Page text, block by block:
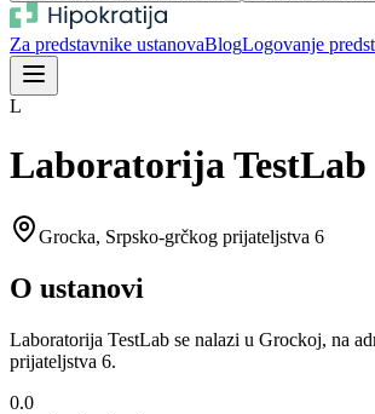
Za predstavnike ustanovaBlogLogovanje
L
Laboratorija TestLab
Grocka, Srpsko-grčkog prijateljstva 6
O ustanovi
Laboratorija TestLab se nalazi u Grockoj, na
prijateljstva 6.
0.0